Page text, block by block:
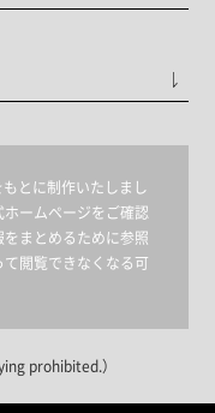
とに制作いたしまし
ームページをご確認
まとめるために参照
閲覧できなくなる可
prohibited.）